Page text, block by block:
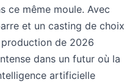
ce même moule. Avec
et un casting de choix
de 2026
dans un futur où la
artificielle